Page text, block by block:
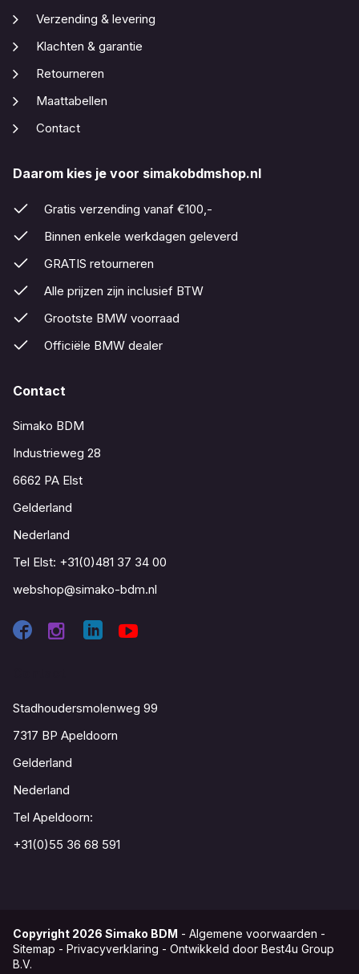
Verzending & levering
Klachten & garantie
Retourneren
Maattabellen
Contact
Daarom kies je voor simakobdmshop.nl
Gratis verzending vanaf €100,-
Binnen enkele werkdagen geleverd
GRATIS retourneren
Alle prijzen zijn inclusief BTW
Grootste BMW voorraad
Officiële BMW dealer
Contact
Simako BDM
Industrieweg 28
6662 PA Elst
Gelderland
Nederland
Tel Elst: +31(0)481 37 34 00
webshop@simako-bdm.nl
Stadhoudersmolenweg 99
7317 BP Apeldoorn
Gelderland
Nederland
Tel Apeldoorn:
+31(0)55 36 68 591
Copyright 2026 Simako BDM - Algemene voorwaarden -
Sitemap - Privacyverklaring - Ontwikkeld door Best4u Group
B.V.